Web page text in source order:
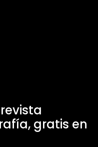
gratis en